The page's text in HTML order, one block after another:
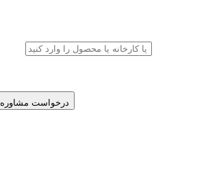
درخواست مشاوره